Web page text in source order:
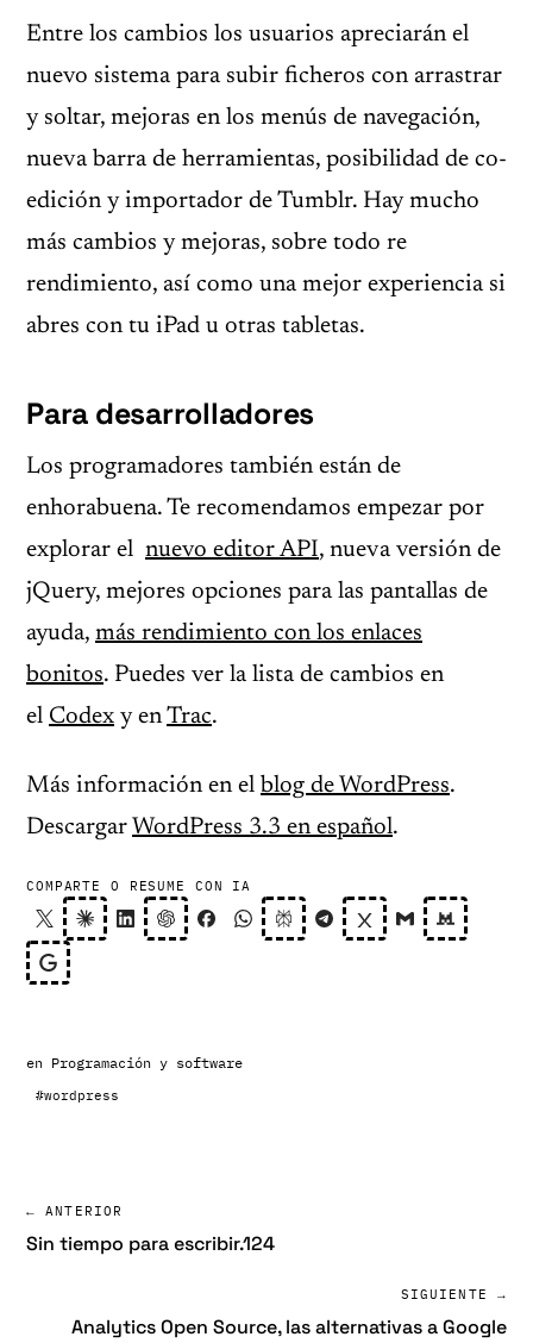
Entre los cambios los usuarios apreciarán el
nuevo sistema para subir ficheros con arrastrar
y soltar, mejoras en los menús de navegación,
nueva barra de herramientas, posibilidad de co-
edición y importador de Tumblr. Hay mucho
más cambios y mejoras, sobre todo re
rendimiento, así como una mejor experiencia si
abres con tu iPad u otras tabletas.
Para desarrolladores
Los programadores también están de
enhorabuena. Te recomendamos empezar por
explorar el nuevo editor API, nueva versión de
jQuery, mejores opciones para las pantallas de
ayuda, más rendimiento con los enlaces
bonitos. Puedes ver la lista de cambios en
el Codex y enTrac.
Más información en el blog de WordPress.
Descargar WordPress 3.3 en español.
COMPARTE O RESUME CON IA
en Programación y software
#wordpress
← ANTERIOR
Sin tiempo para escribir.124
SIGUIENTE →
Analytics Open Source, las alternativas a Google